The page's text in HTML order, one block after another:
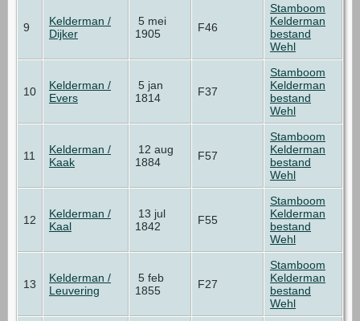
9
Kelderman /
Dijker
5 mei
1905
F46
Stamboom
Kelderman
bestand
Wehl
10
Kelderman /
Evers
5 jan
1814
F37
Stamboom
Kelderman
bestand
Wehl
11
Kelderman /
Kaak
12 aug
1884
F57
Stamboom
Kelderman
bestand
Wehl
12
Kelderman /
Kaal
13 jul
1842
F55
Stamboom
Kelderman
bestand
Wehl
13
Kelderman /
Leuvering
5 feb
1855
F27
Stamboom
Kelderman
bestand
Wehl